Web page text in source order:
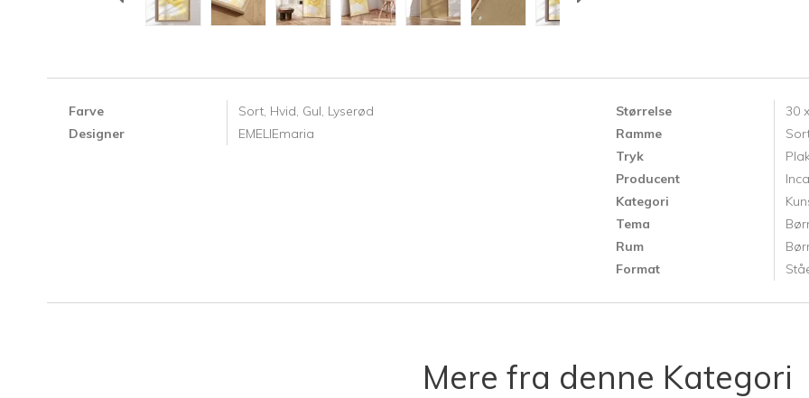
Farve Sort, Hvid, Gul, Lyserød
Designer
EMELIEmaria
Størrelse 30
Ramme
Tryk
Producent
Kategori
Tema
Rum
Format
Mere fra denne Kategori